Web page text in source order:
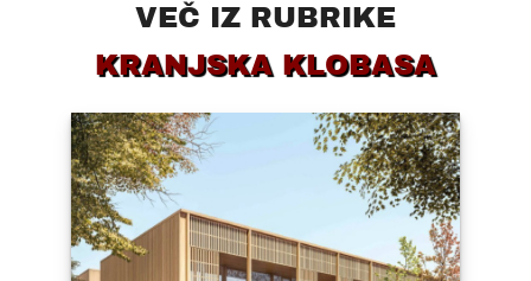
VEČ IZ RUBRIKE
KRANJSKA KLOBASA